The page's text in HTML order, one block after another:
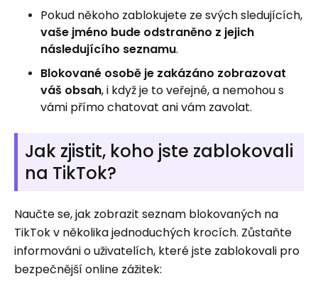
Pokud někoho zablokujete ze svých sledujících,
vaše jméno bude odstraněno z jejich
následujícího seznamu.
Blokované osobě je zakázáno zobrazovat
váš obsah, i když je to veřejné, a nemohou s
vámi přímo chatovat ani vám zavolat.
Jak zjistit, koho jste zablokovali
na TikTok?
Naučte se, jak zobrazit seznam blokovaných na
TikTok v několika jednoduchých krocích. Zůstaňte
informováni o uživatelích, které jste zablokovali pro
bezpečnější online zážitek: